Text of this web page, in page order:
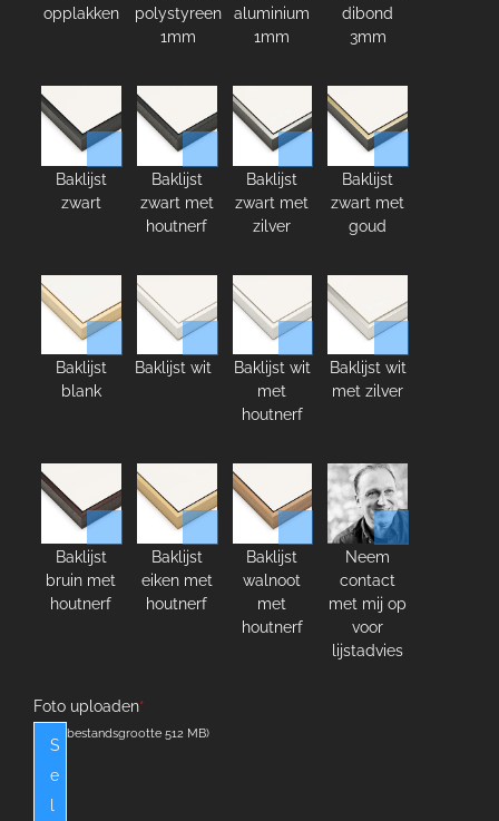
opplakken
polystyreen
1mm
aluminium
1mm
dibond
3mm
Baklijst
zwart
Baklijst
zwart met
houtnerf
Baklijst
zwart met
zilver
Baklijst
zwart met
goud
Baklijst
blank
Baklijst wit
Baklijst wit
met
houtnerf
Baklijst wit
met zilver
Baklijst
bruin met
houtnerf
Baklijst
eiken met
houtnerf
Baklijst
walnoot
met
houtnerf
Neem
contact
met mij op
voor
lijstadvies
*
Foto uploaden
S
e
(max. bestandsgrootte 512 MB)